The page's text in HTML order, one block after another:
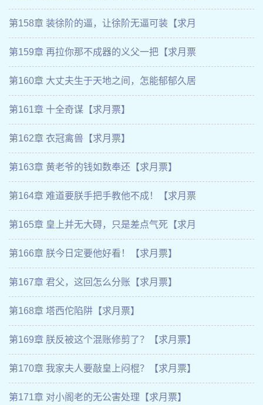
第158章 装徐阶的逼，让徐阶无逼可装【求月
第159章 再拉你那不成器的义父一把【求月票
第160章 大丈夫生于天地之间，怎能郁郁久居
第161章 十全奇谋【求月票】
第162章 衣冠禽兽【求月票】
第163章 黄老爷的钱如数奉还【求月票】
第164章 难道要朕手把手教他不成！【求月票
第165章 皇上并无大碍，只是差点气死【求月
第166章 朕今日定要他好看！【求月票】
第167章 君父，这回怎么分账【求月票】
第168章 塔西佗陷阱【求月票】
第169章 朕反被这个混账修剪了？【求月票】
第170章 我家夫人要敲皇上闷棍？【求月票】
第171章 对小阁老的无公害处理【求月票】